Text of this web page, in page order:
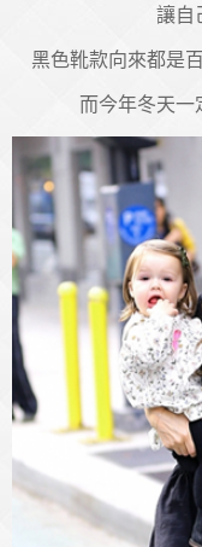
讓自
黑色靴款向來都是
而今年冬天一